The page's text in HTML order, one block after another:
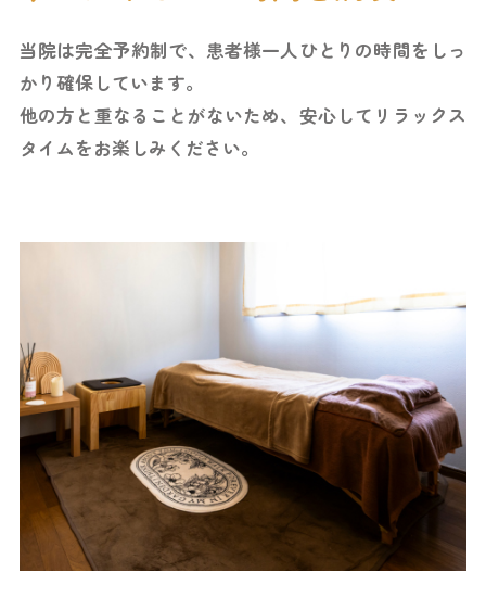
当院は完全予約制で、患者様一人ひとりの時間を しっ
かり確保しています。
他の方と重なることがないため、 安心してリラックス
タイムをお楽しみください。